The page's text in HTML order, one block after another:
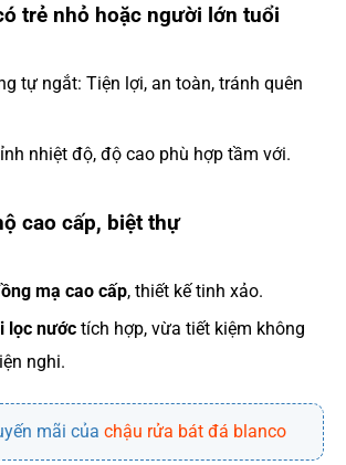
trẻ nhỏ hoặc người lớn tuổi
tự ngắt: Tiện lợi, an toàn, tránh quên
nhiệt độ, độ cao phù hợp tầm với.
cao cấp, biệt thự
mạ cao cấp, thiết kế tinh xảo.
lọc nước tích hợp, vừa tiết kiệm không
nghi.
mãi của chậu rửa bát đá blanco